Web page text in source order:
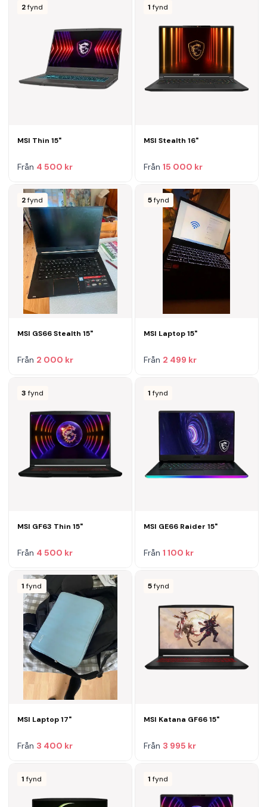
2 fynd
MSI Thin 15"
Från 4 500 kr
1 fynd
MSI Stealth 16"
Från 15 000 kr
2 fynd
MSI GS66 Stealth 15"
Från 2 000 kr
5 fynd
MSI Laptop 15"
Från 2 499 kr
3 fynd
MSI GF63 Thin 15"
Från 4 500 kr
1 fynd
MSI GE66 Raider 15"
Från 1 100 kr
1 fynd
MSI Laptop 17"
Från 3 400 kr
5 fynd
MSI Katana GF66 15"
Från 3 995 kr
1 fynd 1 fynd